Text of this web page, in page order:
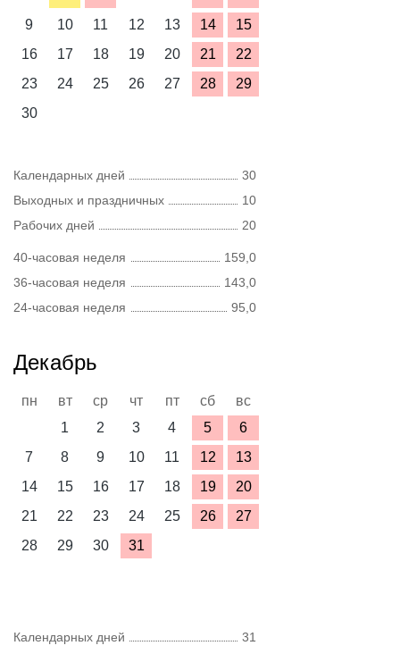
9
10 11 12 13 14
15
16
17 18 19 20 21
22
23
24 25 26 27 28
29
30
Календарных дней
30
Выходных и праздничных
10
Рабочих дней
20
40-часовая неделя
159,0
36-часовая неделя
143,0
24-часовая неделя
95,0
Декабрь
пн вт ср чт пт сб
вс
1
2 3 4 5
6
7
8 9 10 11 12
13
14
15 16 17 18 19
20
21
22 23 24 25 26
27
28
29 30 31
Календарных дней
31